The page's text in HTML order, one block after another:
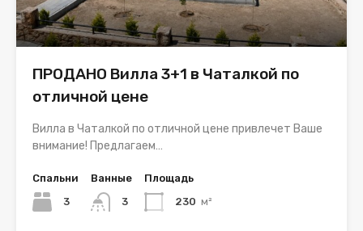
ПРОДАНО Вилла 3+1 в Чаталкой по
отличной цене
Вилла в Чаталкой по отличной цене привлечет Ваше
внимание! Предлагаем…
Спальни
3
Ванные
3
Площадь
230 м²